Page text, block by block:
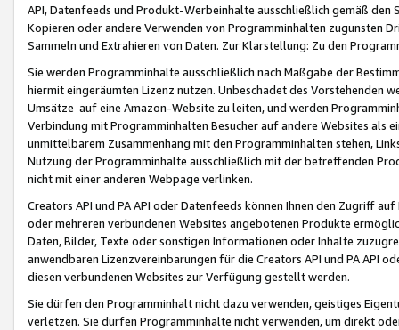
API, Datenfeeds und Produkt-Werbeinhalte ausschließlich gemäß
Kopieren oder andere Verwenden von Programminhalten zugunsten
Sammeln und Extrahieren von Daten. Zur Klarstellung: Zu den
Sie werden Programminhalte ausschließlich nach Maßgabe der
hiermit eingeräumten Lizenz nutzen. Unbeschadet des Vorstehenden
Umsätze auf eine Amazon-Website zu leiten, und werden
Verbindung mit Programminhalten Besucher auf andere Websites als
unmittelbarem Zusammenhang mit den Programminhalten stehen,
Nutzung der Programminhalte ausschließlich mit der betreffenden
nicht mit einer anderen Webpage verlinken.
Creators API und PA API oder Datenfeeds können Ihnen den Zugriff
oder mehreren verbundenen Websites angebotenen Produkte
Daten, Bilder, Texte oder sonstigen Informationen oder Inhalte
anwendbaren Lizenzvereinbarungen für die Creators API und PA API
diesen verbundenen Websites zur Verfügung gestellt werden.
Sie dürfen den Programminhalt nicht dazu verwenden, geistiges
verletzen. Sie dürfen Programminhalte nicht verwenden, um direkt